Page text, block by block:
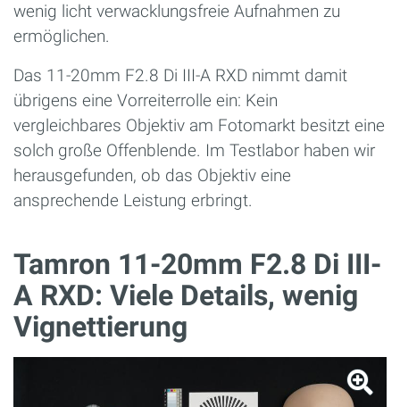
wenig licht verwacklungsfreie Aufnahmen zu
ermöglichen.
Das 11-20mm F2.8 Di III-A RXD nimmt damit
übrigens eine Vorreiterrolle ein: Kein
vergleichbares Objektiv am Fotomarkt besitzt eine
solch große Offenblende. Im Testlabor haben wir
herausgefunden, ob das Objektiv eine
ansprechende Leistung erbringt.
Tamron 11-20mm F2.8 Di III-
A RXD: Viele Details, wenig
Vignettierung